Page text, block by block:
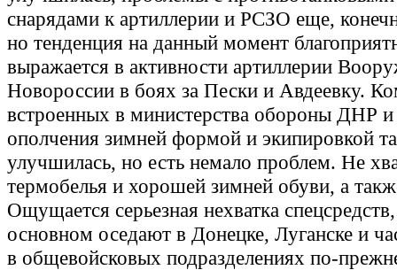
снарядами к артиллерии и РСЗО еще,
но тенденция на данный момент
выражается в активности артиллерии
Новороссии в боях за Пески и Авдеевку.
встроенных в министерства обороны ДНР
ополчения зимней формой и экипировкой
улучшилась, но есть немало проблем. Не
термобелья и хорошей зимней обуви, а
Ощущается серьезная нехватка
основном оседают в Донецке, Луганске и
в общевойсковых подразделениях по-